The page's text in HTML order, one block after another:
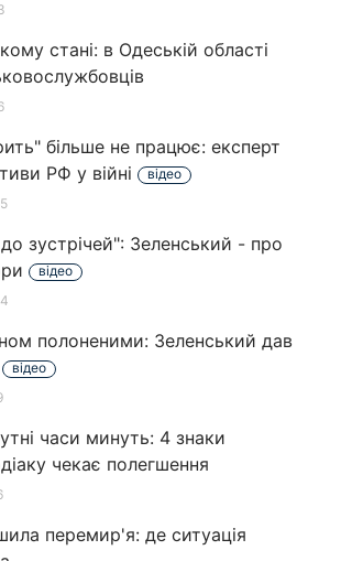
стані: в Одеській області
більше не працює: експерт
РФ у війні
відео
зустрічей": Зеленський - про
відео
полоненими: Зеленський дав
відео
часи минуть: 4 знаки
чекає полегшення
перемир'я: де ситуація